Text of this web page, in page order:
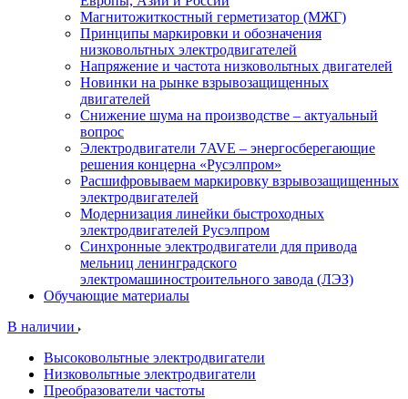
Магнитожиткостный герметизатор (МЖГ)
Принципы маркировки и обозначения
низковольтных электродвигателей
Напряжение и частота низковольтных двигателей
Новинки на рынке взрывозащищенных
двигателей
Снижение шума на производстве – актуальный
вопрос
Электродвигатели 7AVE – энергосберегающие
решения концерна «Русэлпром»
Расшифровываем маркировку взрывозащищенных
электродвигателей
Модернизация линейки быстроходных
электродвигателей Русэлпром
Синхронные электродвигатели для привода
мельниц ленинградского
электромашиностроительного завода (ЛЭЗ)
Обучающие материалы
В наличии
Высоковольтные электродвигатели
Низковольтные электродвигатели
Преобразователи частоты